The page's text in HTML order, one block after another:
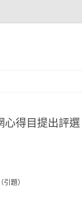
心得目提出評選
題）